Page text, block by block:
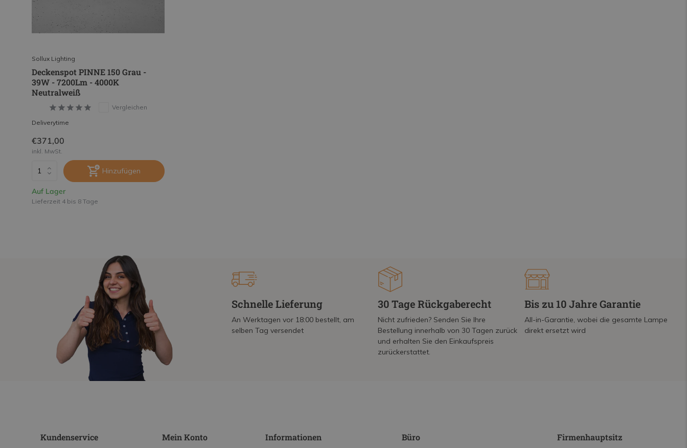
Sollux Lighting
Deckenspot PINNE 150 Grau -
39W - 7200Lm - 4000K
Neutralweiß
Vergleichen
Deliverytime
€371,00
inkl. MwSt.
Hinzufügen
Auf Lager
Lieferzeit 4 bis 8 Tage
Schnelle Lieferung
An Werktagen vor 18:00 bestellt, am
selben Tag versendet
30 Tage Rückgaberecht
Nicht zufrieden? Senden Sie Ihre
Bestellung innerhalb von 30 Tagen zurück
und erhalten Sie den Einkaufspreis
zurückerstattet.
Bis zu 10 Jahre Garantie
All-in-Garantie, wobei die gesamte Lampe
direkt ersetzt wird
Kundenservice Mein Konto Informationen Büro Firmenhauptsitz